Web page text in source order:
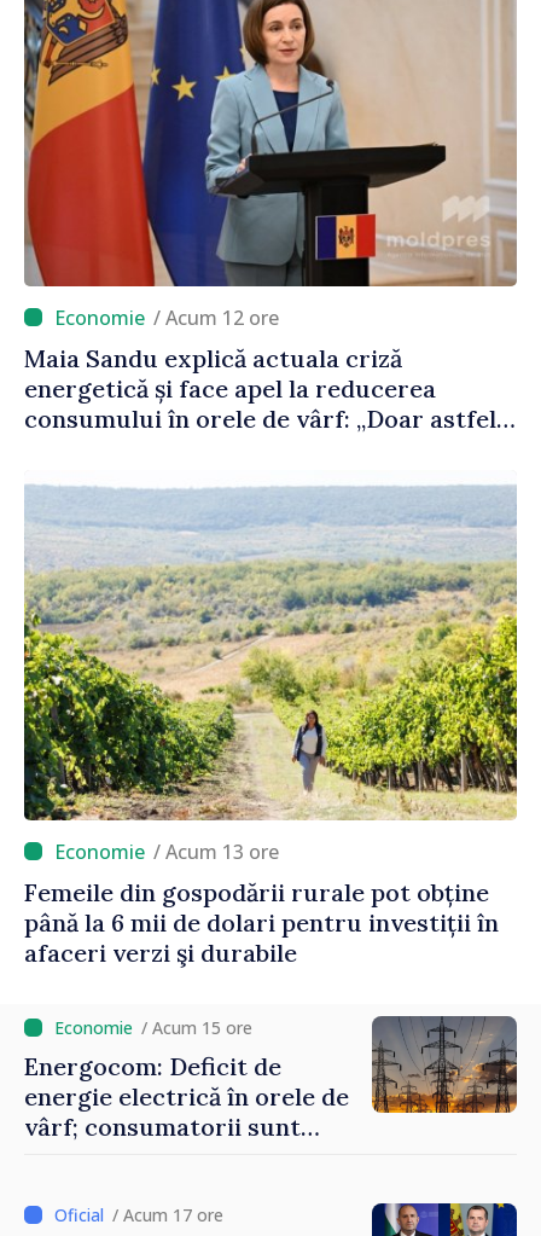
/ Acum 12 ore
Maia Sandu explică actuala criză
energetică și face apel la reducerea
consumului în orele de vârf: „Doar astfel
mic”
/ Acum 13 ore
Femeile din gospodării rurale pot obține
până la 6 mii de dolari pentru investiții în
afaceri verzi şi durabile
/ Acum 15 ore
Energocom: Deficit de
energie electrică în orele de
vârf; consumatorii sunt
/ Acum 17 ore